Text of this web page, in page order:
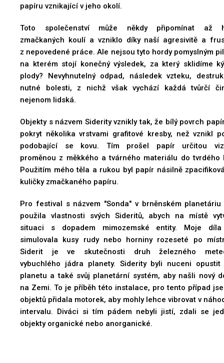
papíru vznikající v jeho okolí.
Toto společenství může někdy připomínat až
zmačkaných koulí a vzniklo díky naší agresivitě a
z nepovedené práce. Ale nejsou tyto hordy pomyslným
na kterém stojí konečný výsledek, za který sklidíme
plody? Nevyhnutelný odpad, následek vzteku,
nutné bolesti, z nichž však vychází každá tvůrčí
nejenom lidská.
Objekty s názvem Siderity vznikly tak, že bílý povrch
pokryt několika vrstvami grafitové kresby, než vznikl
podobající se kovu. Tím prošel papír určitou
proměnou z měkkého a tvárného materiálu do tvrdého
Použitím mého těla a rukou byl papír násilně
kuličky zmačkaného papíru.
Pro festival s názvem "Sonda" v brněnském planetáriu
použila vlastnosti svých Sideritů, abych na místě
situaci s dopadem mimozemské entity. Moje
simulovala kusy rudy nebo horniny rozeseté po
Siderit je ve skutečnosti druh železného
vybuchlého jádra planety. Siderity byli nuceni opustit
planetu a také svůj planetární systém, aby našli nový
na Zemi. To je příběh této instalace, pro tento případ
objektů přidala motorek, aby mohly lehce vibrovat v
intervalu. Diváci si tím pádem nebyli jistí, zdali se
objekty organické nebo anorganické.
12.11.2022,
Instalace Siderity v Planetáriu Brno v rámci festivalu
Foto: Karolína Kohoutková